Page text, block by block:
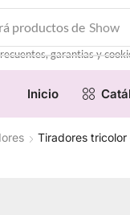
productos de Show
garantias y
Inicio
Tiradores tricolor